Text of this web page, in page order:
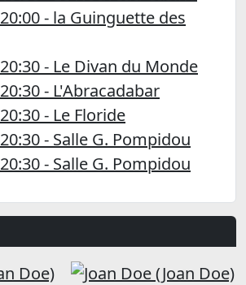
- la Guinguette des
- Le Divan du Monde
- L'Abracadabar
- Le Floride
- Salle G. Pompidou
- Salle G. Pompidou